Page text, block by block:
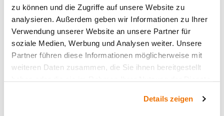
zu können und die Zugriffe auf unsere Website zu
analysieren. Außerdem geben wir Informationen zu Ihrer
Verwendung unserer Website an unsere Partner für
soziale Medien, Werbung und Analysen weiter. Unsere
Partner führen diese Informationen möglicherweise mit
weiteren Daten zusammen, die Sie ihnen bereitgestellt
Details zeigen